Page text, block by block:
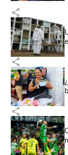
share
share
share